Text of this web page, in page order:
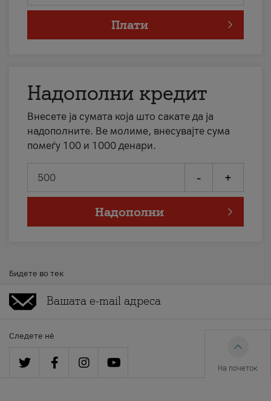
Плати
Надополни кредит
Внесете ја сумата која што сакате да ја
надополните. Ве молиме, внесувајте сума
помеѓу 100 и 1000 денари.
- +
Надополни
Бидете во тек
Следете нè
На почеток